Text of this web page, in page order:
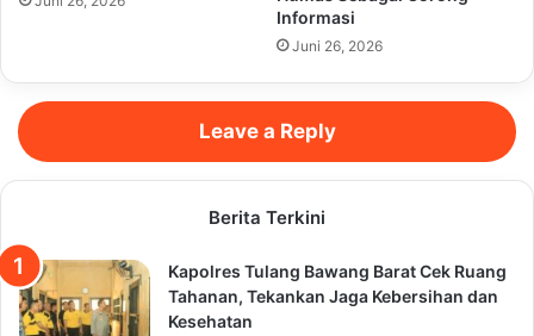
Informasi
Juni 26, 2026
Leave a Reply
Berita Terkini
Kapolres Tulang Bawang Barat Cek Ruang
Tahanan, Tekankan Jaga Kebersihan dan
Kesehatan